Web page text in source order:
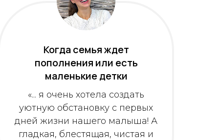
Когда семья ждет
пополнения или есть
маленькие детки
«... я очень хотела создать
уютную обстановку с первых
дней жизни нашего малыша! А
гладкая, блестящая, чистая и